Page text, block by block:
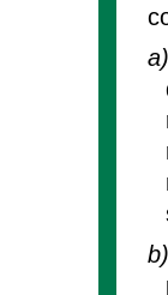
b)